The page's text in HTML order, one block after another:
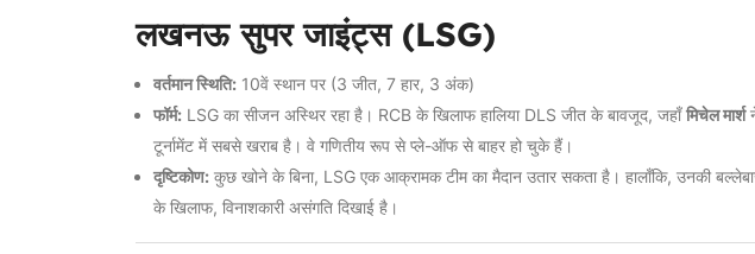
लखनऊ सुपर जाइंट्स (LSG)
वर्तमान स्थिति: 10वें स्थान पर (3 जीत, 7 हार, 3 अंक)
फॉर्म: LSG का सीजन अस्थिर रहा है। RCB के खिलाफ हालिया DLS जीत के बावजूद, जहाँमिचेल मार्श
टूर्नामेंट में सबसे खराब है। वे गणितीय रूप से प्ले-ऑफ से बाहर हो चुके हैं।
दृष्टिकोण: कुछ खोने के बिना, LSG एक आक्रामक टीम का मैदान उतार सकता है। हालाँकि, उनकी
के खिलाफ, विनाशकारी असंगति दिखाई है।